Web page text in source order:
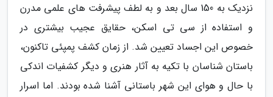
نزدیک به 150 سال بعد و به لطف پیشرفت های علمی مدرن
و استفاده از سی تی اسکن، حقایق عجیب بیشتری در
خصوص این اجساد تعیین شد. از زمان کشف پمپئی تاکنون،
باستان شناسان با تکیه به آثار هنری و دیگر کشفیات اندکی
با حال و هوای این شهر باستانی آشنا شده بودند. اما اسرار